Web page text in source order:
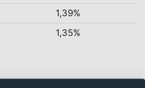
1,39%
1,35%